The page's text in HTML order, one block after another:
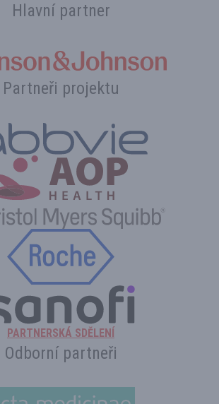
Hlavní partner
Partneři projektu
PARTNERSKÁ SDĚLENÍ
Odborní partneři